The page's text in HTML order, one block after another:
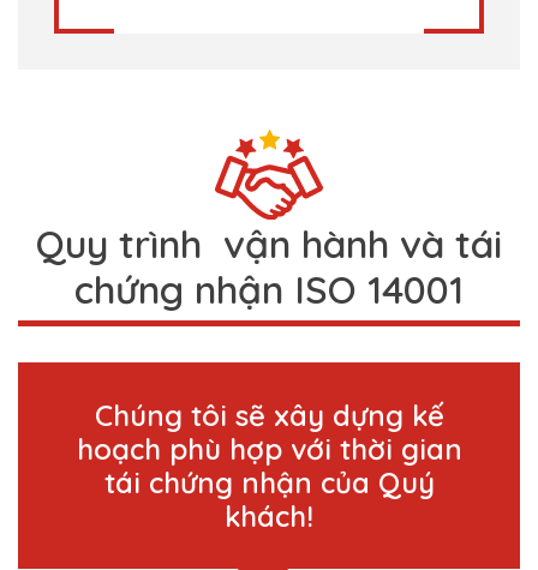
Quy trình vận hành và tái
chứng nhận ISO 14001
Chúng tôi sẽ xây dựng kế
hoạch phù hợp với thời gian
tái chứng nhận của Quý
khách!